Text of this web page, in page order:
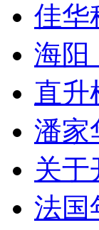
佳华
海阳
直升
潘家
关于
法国